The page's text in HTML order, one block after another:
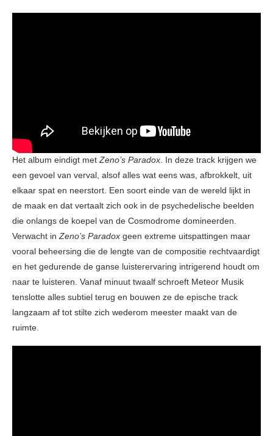
Het album eindigt metZeno’s Paradox. In deze track krijgen we
een gevoel van verval, alsof alles wat eens was, afbrokkelt, uit
elkaar spat en neerstort. Een soort einde van de wereld lijkt in
de maak en dat vertaalt zich ook in de psychedelische beelden
die onlangs de koepel van de Cosmodrome domineerden.
Verwacht inZeno’s Paradox geen extreme uitspattingen maar
vooral beheersing die de lengte van de compositie rechtvaardigt
en het gedurende de ganse luisterervaring intrigerend houdt om
naar te luisteren. Vanaf minuut twaalf schroeft Meteor Musik
tenslotte alles subtiel terug en bouwen ze de epische track
langzaam af tot stilte zich wederom meester maakt van de
ruimte.